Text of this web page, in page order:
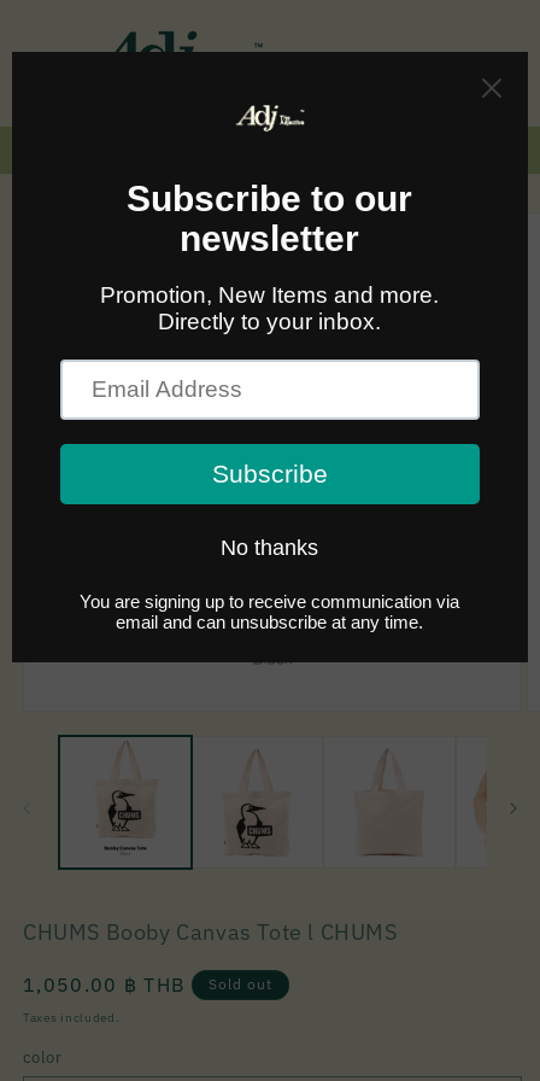
CHUMS Booby Canvas Tote l CHUMS
Regular
price
1,050.00 ฿ THB Sold out
Taxes included.
color